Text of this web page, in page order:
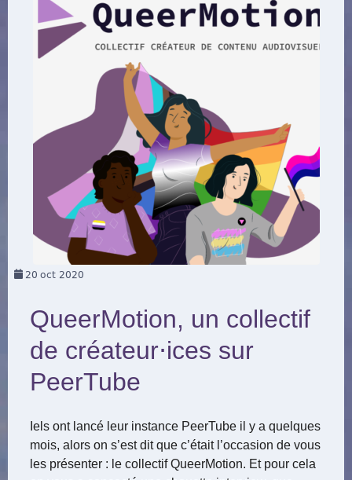
20 oct 2020
QueerMotion, un collectif
de créateur⋅ices sur
PeerTube
Iels ont lancé leur instance PeerTube il y a quelques
mois, alors on s’est dit que c’était l’occasion de vous
les présenter : le collectif QueerMotion. Et pour cela